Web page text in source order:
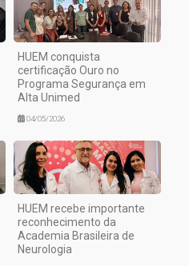
HUEM conquista
certificação Ouro no
Programa Segurança em
Alta Unimed
04/05/2026
HUEM recebe importante
reconhecimento da
Academia Brasileira de
Neurologia